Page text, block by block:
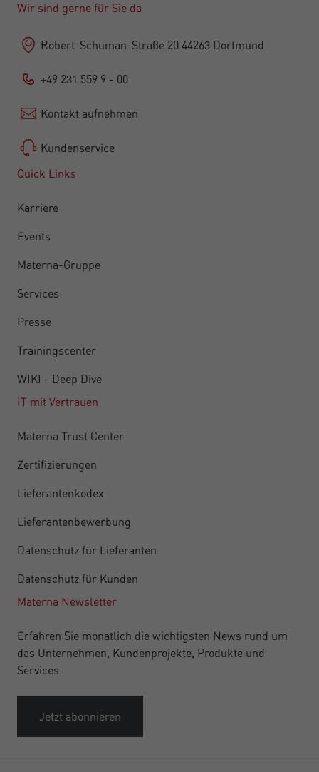
Wir sind gerne für Sie da
Robert-Schuman-Straße 20 44263 Dortmund
+49 231 559 9 - 00
Kontakt aufnehmen
Kundenservice
Quick Links
Karriere
Events
Materna-Gruppe
Services
Presse
Trainingscenter
WIKI - Deep Dive
IT mit Vertrauen
Materna Trust Center
Zertifizierungen
Lieferantenkodex
Lieferantenbewerbung
Datenschutz für Lieferanten
Datenschutz für Kunden
Materna Newsletter
Erfahren Sie monatlich die wichtigsten News rund um
das Unternehmen, Kundenprojekte, Produkte und
Services.
Jetzt abonnieren